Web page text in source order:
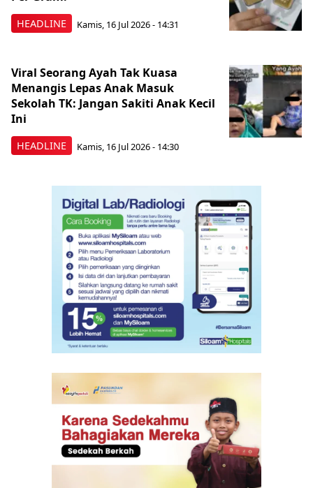
HEADLINE Kamis, 16 Jul 2026 - 14:31
HEADLINE
Viral Seorang Ayah Tak Kuasa
Menangis Lepas Anak Masuk
Sekolah TK: Jangan Sakiti Anak Kecil
Ini
Kamis, 16 Jul 2026 - 14:30